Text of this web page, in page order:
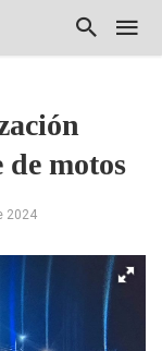
de motos
2024